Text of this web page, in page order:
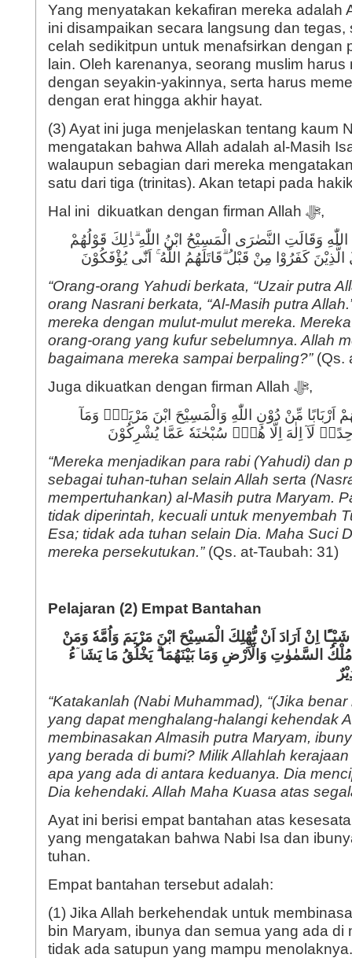
Yang menyatakan kekafiran mereka adalah
ini disampaikan secara langsung dan tegas,
celah sedikitpun untuk menafsirkan dengan
lain. Oleh karenanya, seorang muslim harus
dengan seyakin-yakinnya, serta harus
dengan erat hingga akhir hayat.
(3) Ayat ini juga menjelaskan tentang kaum
mengatakan bahwa Allah adalah al-Masih
walaupun sebagian dari mereka
satu dari tiga (trinitas). Akan tetapi pada
Hal ini dikuatkan dengan firman Allah ﷻ,
اللّٰهِ وَقَالَتِ النَّصٰرَى الْمَسِيْحُ ابْنُ اللّٰهِ ۗذٰلِكَ قَوْلُهُمْ
كَفَرُوْا مِنْ قَبْلُ ۗقَاتَلَهُمُ اللّٰهُ ۚ اَنّٰى يُؤْفَكُوْنَ
“Orang-orang Yahudi berkata, “Uzair putra
orang Nasrani berkata, “Al-Masih putra
mereka dengan mulut-mulut mereka.
orang-orang yang kufur sebelumnya. Allah
bagaimana mereka sampai berpaling?”(Qs.
Juga dikuatkan dengan firman Allah ﷻ,
اَرْبَابًا مِّنْ دُوْنِ اللّٰهِ وَالْمَسِيْحَ ابْنَ مَرْيَمَۚ وَمَآ
وَّاحِدًاۚ لَآ اِلٰهَ اِلَّا هُوَۗ سُبْحٰنَهٗ عَمَّا يُشْرِكُوْنَ
“Mereka menjadikan para rabi (Yahudi) dan
sebagai tuhan-tuhan selain Allah serta
mempertuhankan) al-Masih putra Maryam.
tidak diperintah, kecuali untuk menyembah
Esa; tidak ada tuhan selain Dia. Maha Suci
mereka persekutukan.”(Qs. at-Taubah: 31)
Pelajaran (2) Empat Bantahan
اِنْ اَرَادَ اَنْ يُّهْلِكَ الْمَسِيْحَ ابْنَ مَرْيَمَ وَاُمَّهٗ وَمَنْ
السَّمٰوٰتِ وَالْاَرْضِ وَمَا بَيْنَهُمَا ۗ يَخْلُقُ مَا يَشَاۤءُ
“Katakanlah (Nabi Muhammad), “(Jika
yang dapat menghalang-halangi kehendak
membinasakan Almasih putra Maryam,
yang berada di bumi? Milik Allahlah
apa yang ada di antara keduanya. Dia
Dia kehendaki. Allah Maha Kuasa atas
Ayat ini berisi empat bantahan atas
yang mengatakan bahwa Nabi Isa dan
tuhan.
Empat bantahan tersebut adalah:
(1) Jika Allah berkehendak untuk
bin Maryam, ibunya dan semua yang ada di
tidak ada satupun yang mampu menolaknya.